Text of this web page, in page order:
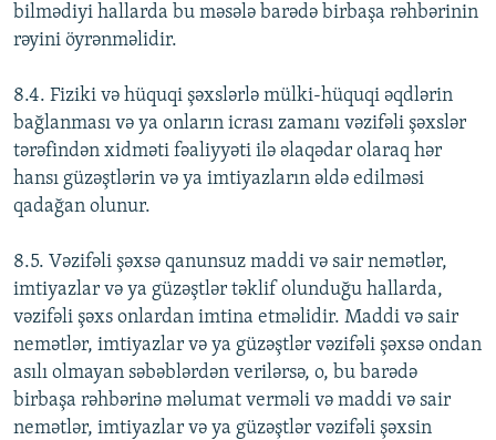
bilmədiyi hallarda bu məsələ barədə birbaşa rəhbərinin
rəyini öyrənməlidir.
8.4. Fiziki və hüquqi şəxslərlə mülki-hüquqi əqdlərin
bağlanması və ya onların icrası zamanı vəzifəli şəxslər
tərəfindən xidməti fəaliyyəti ilə əlaqədar olaraq hər
hansı güzəştlərin və ya imtiyazların əldə edilməsi
qadağan olunur.
8.5. Vəzifəli şəxsə qanunsuz maddi və sair nemətlər,
imtiyazlar və ya güzəştlər təklif olunduğu hallarda,
vəzifəli şəxs onlardan imtina etməlidir. Maddi və sair
nemətlər, imtiyazlar və ya güzəştlər vəzifəli şəxsə ondan
asılı olmayan səbəblərdən verilərsə, o, bu barədə
birbaşa rəhbərinə məlumat verməli və maddi və sair
nemətlər, imtiyazlar və ya güzəştlər vəzifəli şəxsin